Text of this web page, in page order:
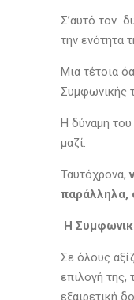
Σ’αυτό τον
την ενότητα
Μια τέτοια
Συμφωνικής
Η δύναμη του
μαζί.
Ταυτόχρονα,
παράλληλα,
Η
Σε όλους
επιλογή της,
εξαιρετική